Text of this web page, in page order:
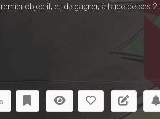
objectif, et de gagner, à l'aide de ses 2